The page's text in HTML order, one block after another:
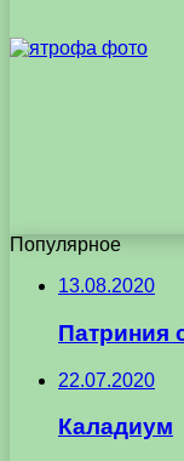
Популярное
13.08.2020
Патриния
22.07.2020
Каладиум